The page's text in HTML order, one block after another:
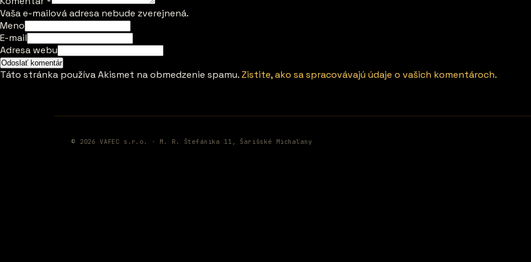
Vaša e-mailová adresa nebude zverejnená.
Meno
E-mail
Adresa webu
Táto stránka používa Akismet na obmedzenie spamu.Zistite, ako sa spracovávajú údaje o vašich komentároch.
© 2026 VAFEC s.r.o. · M. R. Štefánika 11, Šarišské Michaľany